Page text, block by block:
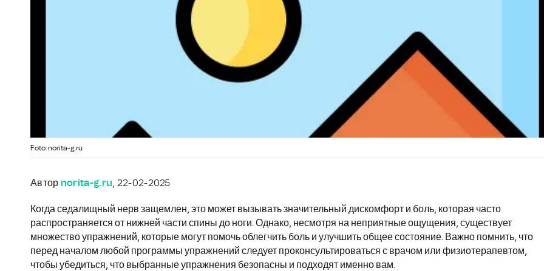
Foto: norita-g.ru
Автор norita-g.ru, 22-02-2025
Когда седалищный нерв защемлен, это может вызывать значительный дискомфорт и боль, которая часто
распространяется от нижней части спины до ноги. Однако, несмотря на неприятные ощущения, существует
множество упражнений, которые могут помочь облегчить боль и улучшить общее состояние. Важно помнить, что
перед началом любой программы упражнений следует проконсультироваться с врачом или физиотерапевтом,
чтобы убедиться, что выбранные упражнения безопасны и подходят именно вам.